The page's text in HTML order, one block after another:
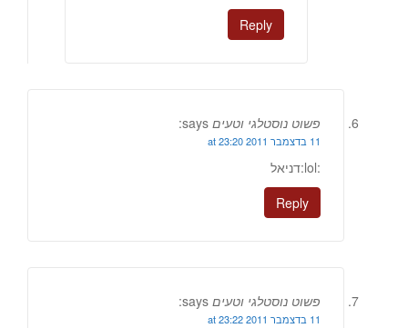
Reply
פשוט נוסטלגי וטעים says:
11 בדצמבר 2011 at 23:20
:lol:דניאל
Reply
פשוט נוסטלגי וטעים says:
11 בדצמבר 2011 at 23:22